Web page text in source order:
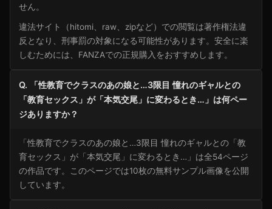
せん。
違法サイト（hitomi、raw、zipなど）での閲覧は著作権法違
反となり、刑事罰の対象になる可能性があります。安全に楽
しむためには、FANZAでの正規購入をおすすめします。
Q. 「性教育でクラスのあの娘と…3限目 憧れのギャルとの
「教育セックス」が「本気交尾」に変わるとき…」は何ペー
ジありますか？
「性教育でクラスのあの娘と…3限目 憧れのギャルとの「教
育セックス」が「本気交尾」に変わるとき…」は全54ページ
の作品です。このページでは10枚の無料サンプル画像を公開
しています。